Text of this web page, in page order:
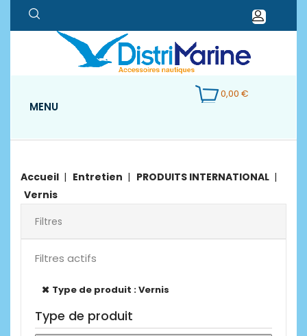
0,00 €
MENU
Accueil Entretien
PRODUITS INTERNATIONAL
Vernis
Filtres
Filtres actifs
Type de produit : Vernis
Type de produit